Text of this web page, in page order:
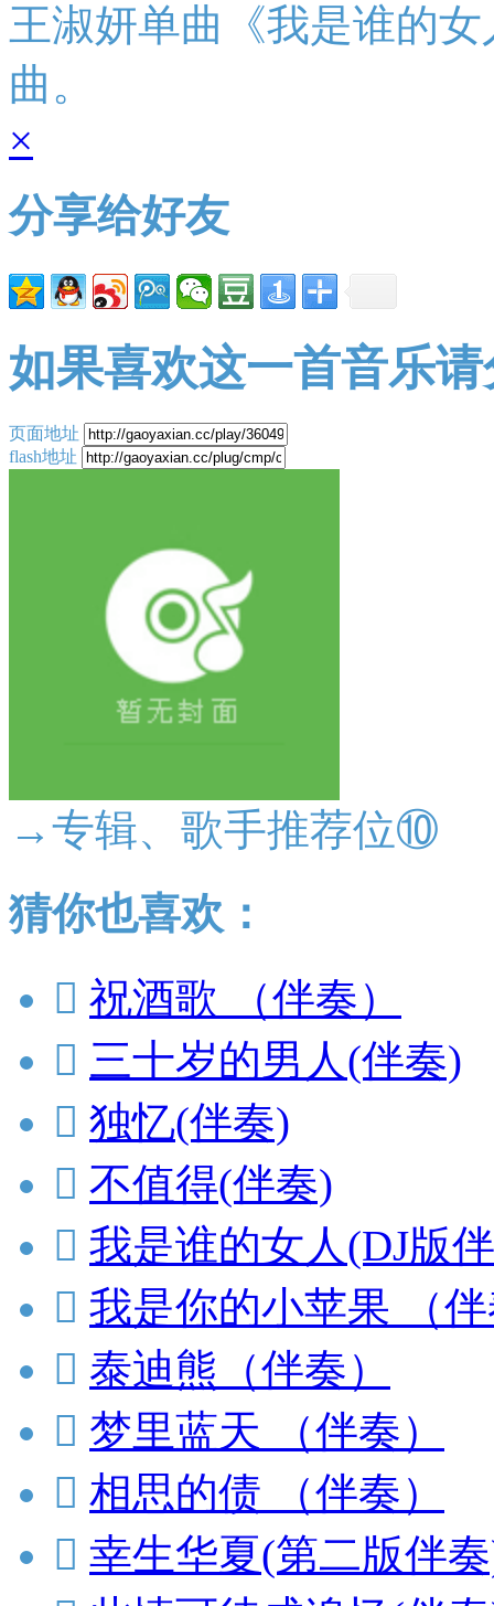
王淑妍单曲《我是谁的
曲。
×
分享给好友
如果喜欢这一首音乐
页面地址
flash地址
→专辑、歌手推荐位⑩
猜你也喜欢：
 祝酒歌 （伴奏）
 三十岁的男人(伴奏)
 独忆(伴奏)
 不值得(伴奏)
 我是谁的女人(DJ版
 我是你的小苹果 （
 泰迪熊（伴奏）
 梦里蓝天 （伴奏）
 相思的债 （伴奏）
 幸生华夏(第二版伴